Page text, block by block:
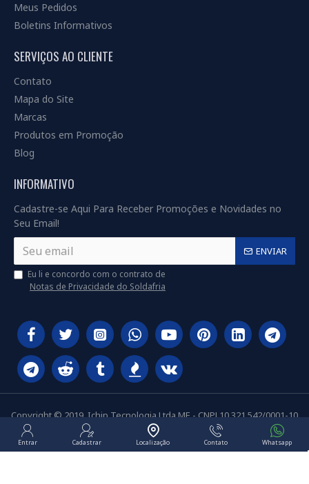
Meus Pedidos
Boletins Informativos
SERVIÇOS AO CLIENTE
Contato
Mapa do Site
Marcas
Produtos em Promoção
Blog
INFORMATIVO
Cadastre-se Aqui Para Receber Promoções e Novidades no
Seu Email!
ENVIAR
Eu li e concordo com o contrato de
Notas de Privacidade do Soldafria
Copyright © 2019, Ichip Tecnologia Ltda ME - CNPJ 10.321.542/0001-10
Entrar Cadastrar Localização Contato Whatsapp